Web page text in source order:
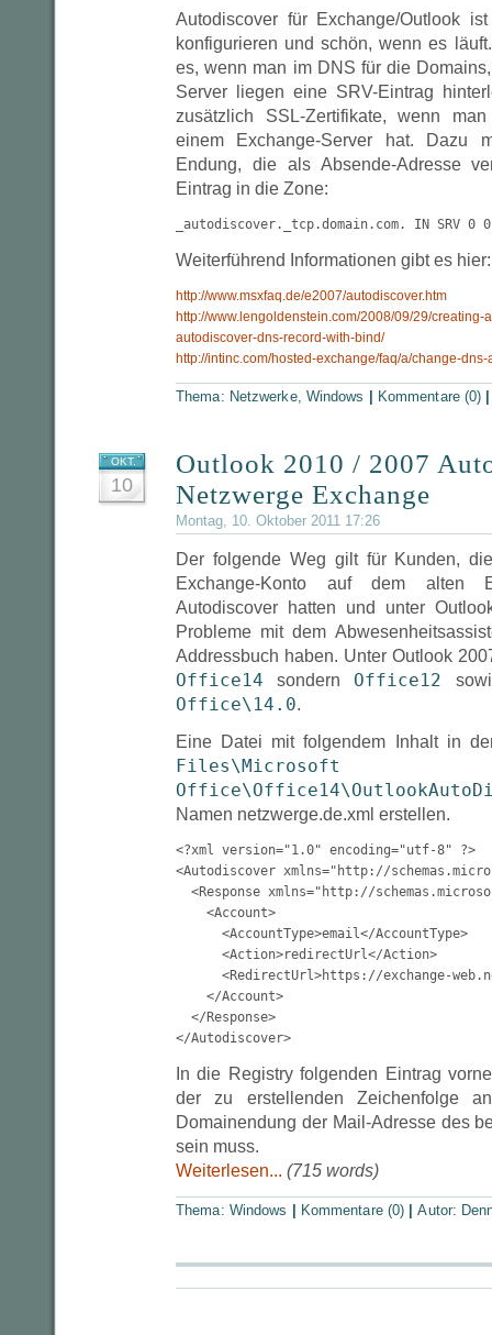
Autodiscover für Exchange/Outlook
konfigurieren und schön, wenn es
es, wenn man im DNS für die
Server liegen eine SRV-Eintrag
zusätzlich SSL-Zertifikate, wenn
einem Exchange-Server hat. Dazu
Endung, die als Absende-Adresse
Eintrag in die Zone:
_autodiscover._tcp.domain.com. IN SRV 0
Weiterführend Informationen gibt es hier:
http://www.msxfaq.de/e2007/autodiscover.htm
http://www.lengoldenstein.com/2008/09/29/creating-
autodiscover-dns-record-with-bind/
http://intinc.com/hosted-exchange/faq/a/change-dns-
Thema: Netzwerke, Windows Kommentare (0)
OKT.
10
Outlook 2010 / 2007
Netzwerge Exchange
Montag, 10. Oktober 2011 17:26
Der folgende Weg gilt für Kunden,
Exchange-Konto auf dem alten
Autodiscover hatten und unter
Probleme mit dem
Addressbuch haben. Unter Outlook
Office14 sondern Office12
Office\14.0.
Eine Datei mit folgendem Inhalt in
Files\Microsoft
Namen netzwerge.de.xml erstellen.
<?xml version="1.0" encoding="utf-8" ?>
<Autodiscover xmlns="http://
<Response xmlns="http://
    <Account>
      <AccountType>email</AccountType>
      <Action>redirectUrl</Action>
<RedirectUrl>https://exchange-
    </Account>
  </Response>
</Autodiscover>
In die Registry folgenden Eintrag
der zu erstellenden Zeichenfolge
Domainendung der Mail-Adresse des
sein muss.
Weiterlesen... (715 words)
Thema: Windows Kommentare (0) |Autor: